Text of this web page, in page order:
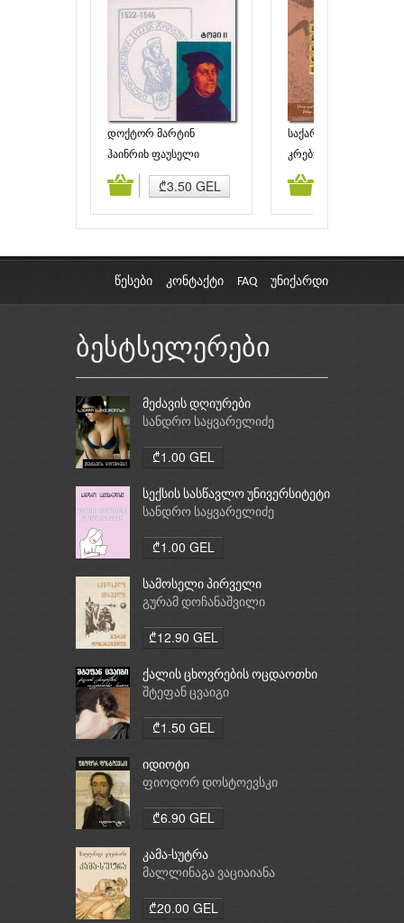
დოქტორ მარტინ
ლუთერი. ცხოვრება და
ჰაინრიხ ფაუსელი
₾3.50 GEL
საქართველოს იმედი
(XXI). ქრისტესთვის
კრებული
კალათაში დამატება კალათაში
წესები კონტაქტი FAQ უნიქარდი
ბესტსელერები
მეძავის დღიურები
სანდრო საყვარელიძე
₾1.00 GEL
სექსის სასწავლო უნივერსიტეტი
სანდრო საყვარელიძე
₾1.00 GEL
სამოსელი პირველი
გურამ დოჩანაშვილი
₾12.90 GEL
ქალის ცხოვრების ოცდაოთხი
საათი
შტეფან ცვაიგი
₾1.50 GEL
იდიოტი
ფიოდორ დოსტოევსკი
₾6.90 GEL
კამა-სუტრა
მალლინაგა ვაციაიანა
₾20.00 GEL